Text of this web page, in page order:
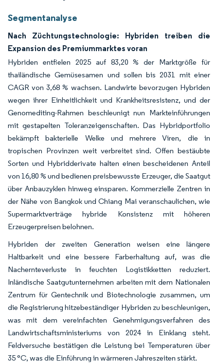
Segmentanalyse
Nach Züchtungstechnologie: Hybriden treiben die
Expansion des Premiummarktes voran
Hybriden entfielen 2025 auf 83,20 % der Marktgröße für
thailändische Gemüsesamen und sollen bis 2031 mit einer
CAGR von 3,68 % wachsen. Landwirte bevorzugen Hybriden
wegen ihrer Einheitlichkeit und Krankheitsresistenz, und der
Genomediting-Rahmen beschleunigt nun Markteinführungen
mit gestapelten Toleranzeigenschaften. Das Hybridportfolio
bekämpft bakterielle Welke und mehrere Viren, die in
tropischen Provinzen weit verbreitet sind. Offen bestäubte
Sorten und Hybridderivate halten einen bescheidenen Anteil
von 16,80 % und bedienen preisbewusste Erzeuger, die Saatgut
über Anbauzyklen hinweg einsparen. Kommerzielle Zentren in
der Nähe von Bangkok und Chiang Mai veranschaulichen, wie
Supermarktverträge hybride Konsistenz mit höheren
Erzeugerpreisen belohnen.
Hybriden der zweiten Generation weisen eine längere
Haltbarkeit und eine bessere Farberhaltung auf, was die
Nachernteverluste in feuchten Logistikketten reduziert.
Inländische Saatgutunternehmen arbeiten mit dem Nationalen
Zentrum für Gentechnik und Biotechnologie zusammen, um
die Registrierung hitzebeständiger Hybriden zu beschleunigen,
was mit dem vereinfachten Genehmigungsverfahren des
Landwirtschaftsministeriums von 2024 in Einklang steht.
Feldversuche bestätigen die Leistung bei Temperaturen über
35 °C, was die Einführung in wärmeren Jahreszeiten stärkt.